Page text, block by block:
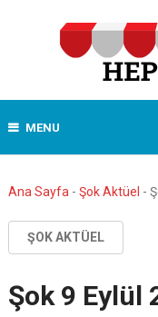
MENU
Ana Sayfa - Şok Aktüel -
ŞOK AKTÜEL
Şok 9 Eylül